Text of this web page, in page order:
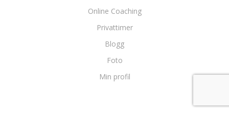
Online Coaching
Privattimer
Blogg
Foto
Min profil